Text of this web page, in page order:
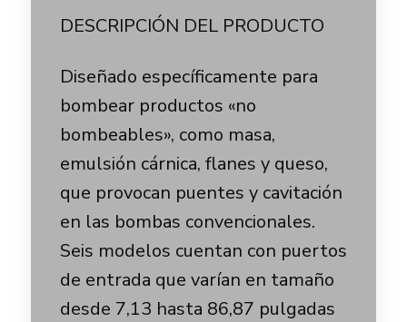
DESCRIPCIÓN DEL PRODUCTO
Diseñado específicamente para
bombear productos «no
bombeables», como masa,
emulsión cárnica, flanes y queso,
que provocan puentes y cavitación
en las bombas convencionales.
Seis modelos cuentan con puertos
de entrada que varían en tamaño
desde 7,13 hasta 86,87 pulgadas